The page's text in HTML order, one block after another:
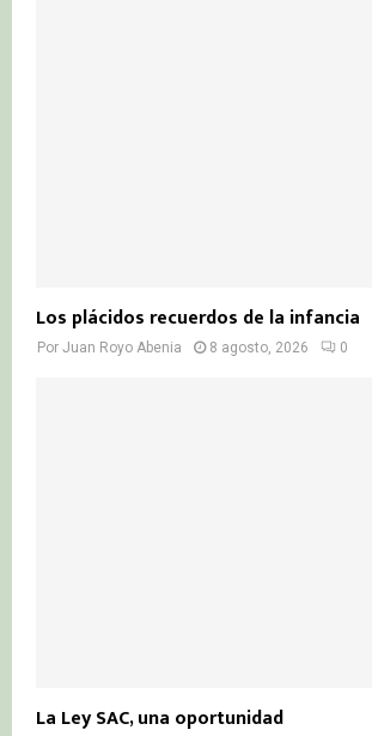
Los plácidos recuerdos de la infancia
Por Juan Royo Abenia 8 agosto, 2026 0
La Ley SAC, una oportunidad